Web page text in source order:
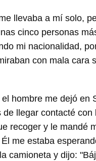
llevaba a mí solo,
cinco personas
mi nacionalidad,
con mala cara
hombre me dejó en
de llegar contacté con
recoger y le mandé
me estaba
camioneta y dijo: